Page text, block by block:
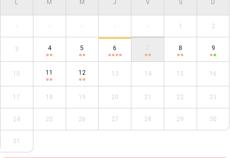
- - - - - 1 2
3 4 5 6 7 8 9
10 11 12 13 14 15 16
17 18 19 20 21 22 23
24 25 26 27 28 29 30
31